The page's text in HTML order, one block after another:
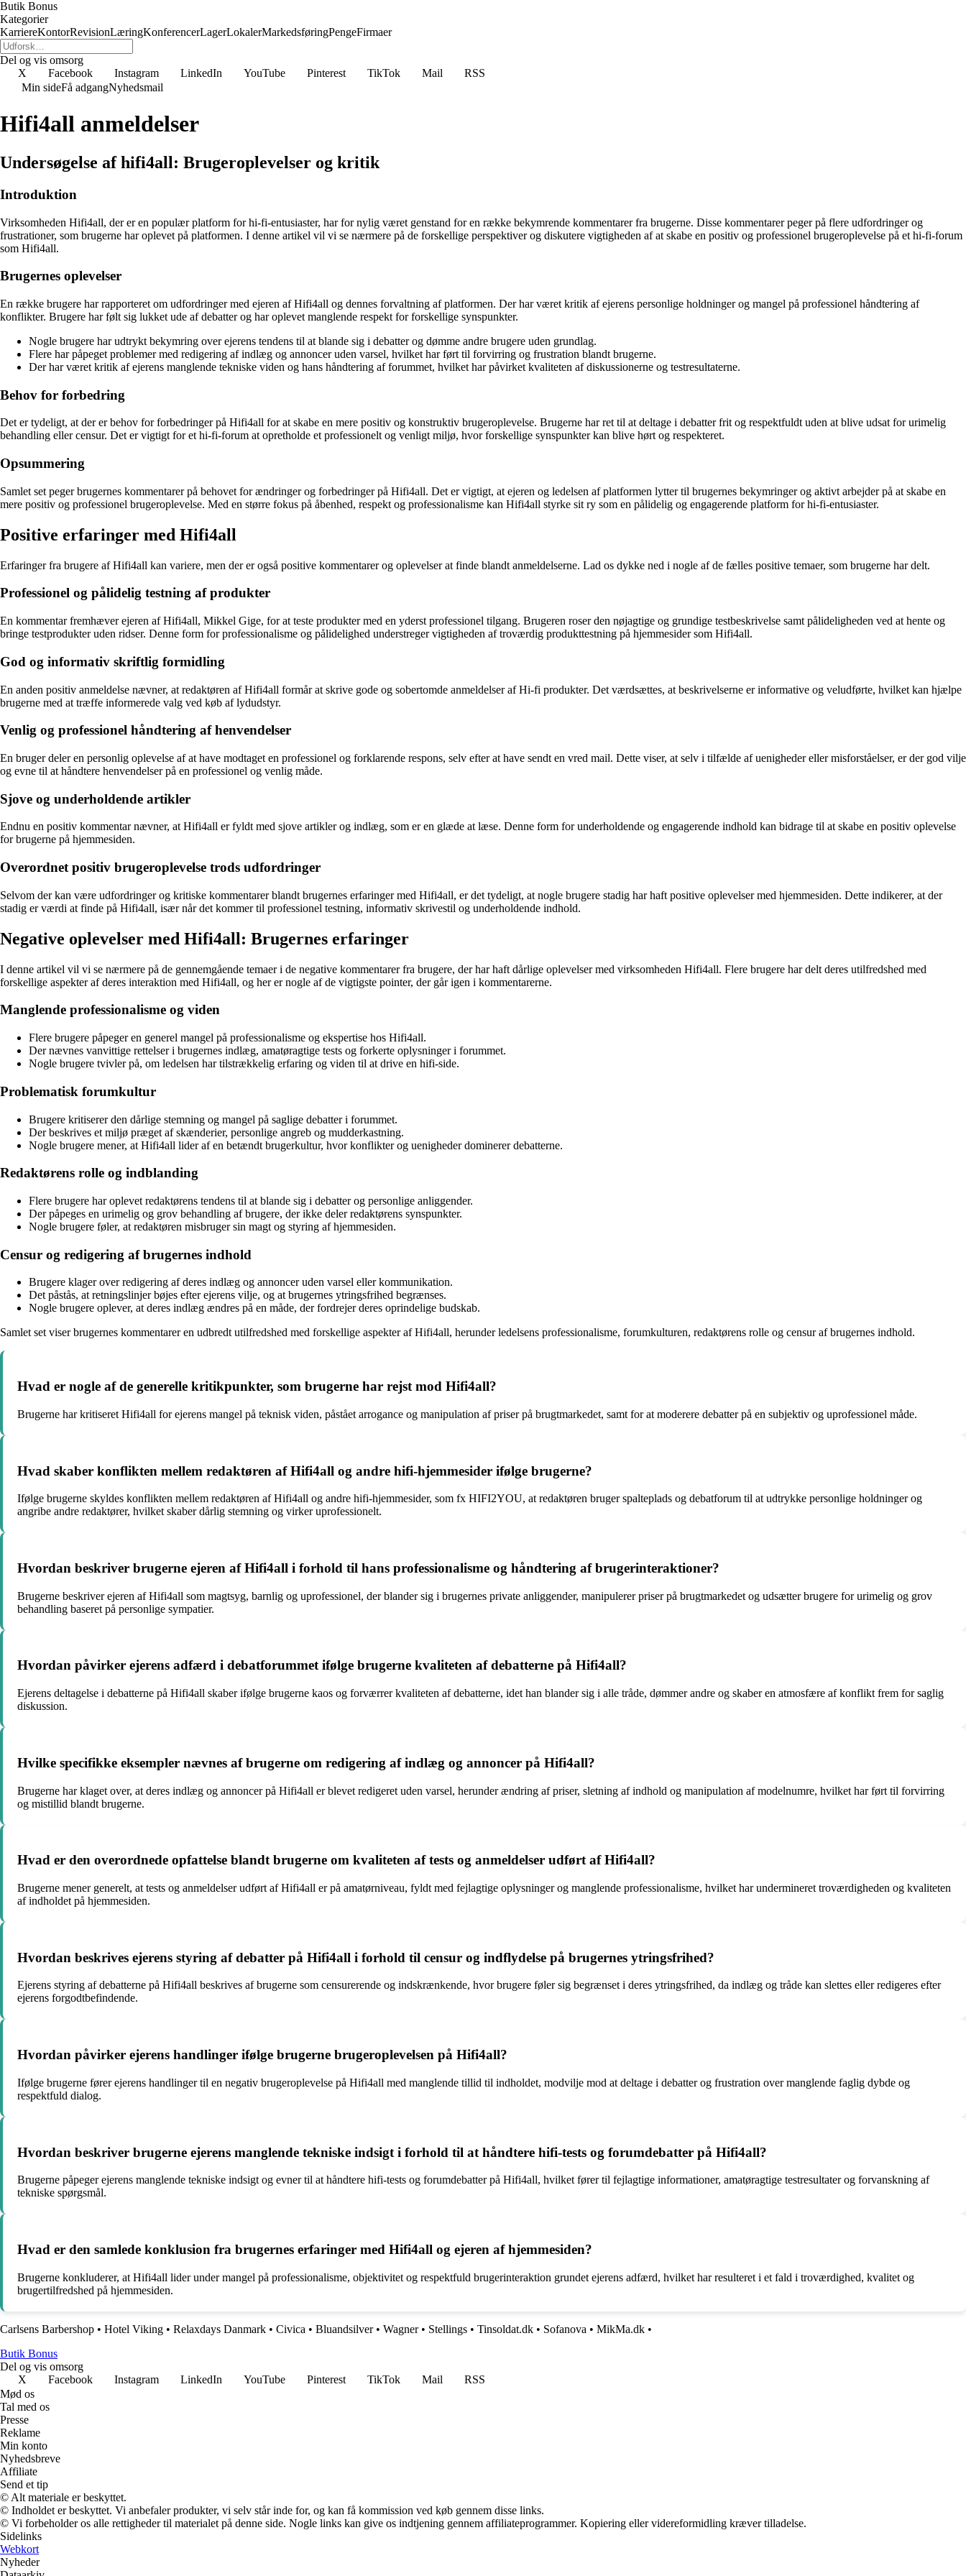
Butik Bonus
Kategorier
KarriereKontorRevisionLæringKonferencerLagerLokalerMarkedsføringPengeFirmaer
Del og vis omsorg
X
Facebook Instagram LinkedIn YouTube Pinterest TikTok Mail
RSS
Min sideFå adgangNyhedsmail
Hifi4all anmeldelser
Undersøgelse af hifi4all: Brugeroplevelser og kritik
Introduktion
Virksomheden Hifi4all, der er en populær platform for hi-fi-entusiaster, har for nylig været genstand for en række bekymrende kommentarer fra brugerne. Disse kommentarer peger på flere udfordringer og
frustrationer, som brugerne har oplevet på platformen. I denne artikel vil vi se nærmere på de forskellige perspektiver og diskutere vigtigheden af at skabe en positiv og professionel brugeroplevelse på et hi-fi-forum
som Hifi4all.
Brugernes oplevelser
En række brugere har rapporteret om udfordringer med ejeren af Hifi4all og dennes forvaltning af platformen. Der har været kritik af ejerens personlige holdninger og mangel på professionel håndtering af
konflikter. Brugere har følt sig lukket ude af debatter og har oplevet manglende respekt for forskellige synspunkter.
Nogle brugere har udtrykt bekymring over ejerens tendens til at blande sig i debatter og dømme andre brugere uden grundlag.
Flere har påpeget problemer med redigering af indlæg og annoncer uden varsel, hvilket har ført til forvirring og frustration blandt brugerne.
Der har været kritik af ejerens manglende tekniske viden og hans håndtering af forummet, hvilket har påvirket kvaliteten af diskussionerne og testresultaterne.
Behov for forbedring
Det er tydeligt, at der er behov for forbedringer på Hifi4all for at skabe en mere positiv og konstruktiv brugeroplevelse. Brugerne har ret til at deltage i debatter frit og respektfuldt uden at blive udsat for urimelig
behandling eller censur. Det er vigtigt for et hi-fi-forum at opretholde et professionelt og venligt miljø, hvor forskellige synspunkter kan blive hørt og respekteret.
Opsummering
Samlet set peger brugernes kommentarer på behovet for ændringer og forbedringer på Hifi4all. Det er vigtigt, at ejeren og ledelsen af platformen lytter til brugernes bekymringer og aktivt arbejder på at skabe en
mere positiv og professionel brugeroplevelse. Med en større fokus på åbenhed, respekt og professionalisme kan Hifi4all styrke sit ry som en pålidelig og engagerende platform for hi-fi-entusiaster.
Positive erfaringer med Hifi4all
Erfaringer fra brugere af Hifi4all kan variere, men der er også positive kommentarer og oplevelser at finde blandt anmeldelserne. Lad os dykke ned i nogle af de fælles positive temaer, som brugerne har delt.
Professionel og pålidelig testning af produkter
En kommentar fremhæver ejeren af Hifi4all, Mikkel Gige, for at teste produkter med en yderst professionel tilgang. Brugeren roser den nøjagtige og grundige testbeskrivelse samt pålideligheden ved at hente og
bringe testprodukter uden ridser. Denne form for professionalisme og pålidelighed understreger vigtigheden af troværdig produkttestning på hjemmesider som Hifi4all.
God og informativ skriftlig formidling
En anden positiv anmeldelse nævner, at redaktøren af Hifi4all formår at skrive gode og sobertomde anmeldelser af Hi-fi produkter. Det værdsættes, at beskrivelserne er informative og veludførte, hvilket kan hjælpe
brugerne med at træffe informerede valg ved køb af lydudstyr.
Venlig og professionel håndtering af henvendelser
En bruger deler en personlig oplevelse af at have modtaget en professionel og forklarende respons, selv efter at have sendt en vred mail. Dette viser, at selv i tilfælde af uenigheder eller misforståelser, er der god vilje
og evne til at håndtere henvendelser på en professionel og venlig måde.
Sjove og underholdende artikler
Endnu en positiv kommentar nævner, at Hifi4all er fyldt med sjove artikler og indlæg, som er en glæde at læse. Denne form for underholdende og engagerende indhold kan bidrage til at skabe en positiv oplevelse
for brugerne på hjemmesiden.
Overordnet positiv brugeroplevelse trods udfordringer
Selvom der kan være udfordringer og kritiske kommentarer blandt brugernes erfaringer med Hifi4all, er det tydeligt, at nogle brugere stadig har haft positive oplevelser med hjemmesiden. Dette indikerer, at der
stadig er værdi at finde på Hifi4all, især når det kommer til professionel testning, informativ skrivestil og underholdende indhold.
Negative oplevelser med Hifi4all: Brugernes erfaringer
I denne artikel vil vi se nærmere på de gennemgående temaer i de negative kommentarer fra brugere, der har haft dårlige oplevelser med virksomheden Hifi4all. Flere brugere har delt deres utilfredshed med
forskellige aspekter af deres interaktion med Hifi4all, og her er nogle af de vigtigste pointer, der går igen i kommentarerne.
Manglende professionalisme og viden
Flere brugere påpeger en generel mangel på professionalisme og ekspertise hos Hifi4all.
Der nævnes vanvittige rettelser i brugernes indlæg, amatøragtige tests og forkerte oplysninger i forummet.
Nogle brugere tvivler på, om ledelsen har tilstrækkelig erfaring og viden til at drive en hifi-side.
Problematisk forumkultur
Brugere kritiserer den dårlige stemning og mangel på saglige debatter i forummet.
Der beskrives et miljø præget af skænderier, personlige angreb og mudderkastning.
Nogle brugere mener, at Hifi4all lider af en betændt brugerkultur, hvor konflikter og uenigheder dominerer debatterne.
Redaktørens rolle og indblanding
Flere brugere har oplevet redaktørens tendens til at blande sig i debatter og personlige anliggender.
Der påpeges en urimelig og grov behandling af brugere, der ikke deler redaktørens synspunkter.
Nogle brugere føler, at redaktøren misbruger sin magt og styring af hjemmesiden.
Censur og redigering af brugernes indhold
Brugere klager over redigering af deres indlæg og annoncer uden varsel eller kommunikation.
Det påstås, at retningslinjer bøjes efter ejerens vilje, og at brugernes ytringsfrihed begrænses.
Nogle brugere oplever, at deres indlæg ændres på en måde, der fordrejer deres oprindelige budskab.
Samlet set viser brugernes kommentarer en udbredt utilfredshed med forskellige aspekter af Hifi4all, herunder ledelsens professionalisme, forumkulturen, redaktørens rolle og censur af brugernes indhold.
Hvad er nogle af de generelle kritikpunkter, som brugerne har rejst mod Hifi4all?
Brugerne har kritiseret Hifi4all for ejerens mangel på teknisk viden, påstået arrogance og manipulation af priser på brugtmarkedet, samt for at moderere debatter på en subjektiv og uprofessionel måde.
Hvad skaber konflikten mellem redaktøren af Hifi4all og andre hifi-hjemmesider ifølge brugerne?
Ifølge brugerne skyldes konflikten mellem redaktøren af Hifi4all og andre hifi-hjemmesider, som fx HIFI2YOU, at redaktøren bruger spalteplads og debatforum til at udtrykke personlige holdninger og
angribe andre redaktører, hvilket skaber dårlig stemning og virker uprofessionelt.
Hvordan beskriver brugerne ejeren af Hifi4all i forhold til hans professionalisme og håndtering af brugerinteraktioner?
Brugerne beskriver ejeren af Hifi4all som magtsyg, barnlig og uprofessionel, der blander sig i brugernes private anliggender, manipulerer priser på brugtmarkedet og udsætter brugere for urimelig og grov
behandling baseret på personlige sympatier.
Hvordan påvirker ejerens adfærd i debatforummet ifølge brugerne kvaliteten af debatterne på Hifi4all?
Ejerens deltagelse i debatterne på Hifi4all skaber ifølge brugerne kaos og forværrer kvaliteten af debatterne, idet han blander sig i alle tråde, dømmer andre og skaber en atmosfære af konflikt frem for saglig
diskussion.
Hvilke specifikke eksempler nævnes af brugerne om redigering af indlæg og annoncer på Hifi4all?
Brugerne har klaget over, at deres indlæg og annoncer på Hifi4all er blevet redigeret uden varsel, herunder ændring af priser, sletning af indhold og manipulation af modelnumre, hvilket har ført til forvirring
og mistillid blandt brugerne.
Hvad er den overordnede opfattelse blandt brugerne om kvaliteten af tests og anmeldelser udført af Hifi4all?
Brugerne mener generelt, at tests og anmeldelser udført af Hifi4all er på amatørniveau, fyldt med fejlagtige oplysninger og manglende professionalisme, hvilket har undermineret troværdigheden og kvaliteten
af indholdet på hjemmesiden.
Hvordan beskrives ejerens styring af debatter på Hifi4all i forhold til censur og indflydelse på brugernes ytringsfrihed?
Ejerens styring af debatterne på Hifi4all beskrives af brugerne som censurerende og indskrænkende, hvor brugere føler sig begrænset i deres ytringsfrihed, da indlæg og tråde kan slettes eller redigeres efter
ejerens forgodtbefindende.
Hvordan påvirker ejerens handlinger ifølge brugerne brugeroplevelsen på Hifi4all?
Ifølge brugerne fører ejerens handlinger til en negativ brugeroplevelse på Hifi4all med manglende tillid til indholdet, modvilje mod at deltage i debatter og frustration over manglende faglig dybde og
respektfuld dialog.
Hvordan beskriver brugerne ejerens manglende tekniske indsigt i forhold til at håndtere hifi-tests og forumdebatter på Hifi4all?
Brugerne påpeger ejerens manglende tekniske indsigt og evner til at håndtere hifi-tests og forumdebatter på Hifi4all, hvilket fører til fejlagtige informationer, amatøragtige testresultater og forvanskning af
tekniske spørgsmål.
Hvad er den samlede konklusion fra brugernes erfaringer med Hifi4all og ejeren af hjemmesiden?
Brugerne konkluderer, at Hifi4all lider under mangel på professionalisme, objektivitet og respektfuld brugerinteraktion grundet ejerens adfærd, hvilket har resulteret i et fald i troværdighed, kvalitet og
brugertilfredshed på hjemmesiden.
Carlsens Barbershop • Hotel Viking • Relaxdays Danmark • Civica • Bluandsilver• Wagner• Stellings • Tinsoldat.dk • Sofanova • MikMa.dk •
Butik Bonus
Del og vis omsorg
X
Facebook Instagram LinkedIn YouTube Pinterest TikTok Mail
RSS
Mød os
Tal med os
Presse
Reklame
Min konto
Nyhedsbreve
Affiliate
Send et tip
© Alt materiale er beskyttet.
© Indholdet er beskyttet. Vi anbefaler produkter, vi selv står inde for, og kan få kommission ved køb gennem disse links.
© Vi forbeholder os alle rettigheder til materialet på denne side. Nogle links kan give os indtjening gennem affiliateprogrammer. Kopiering eller videreformidling kræver tilladelse.
Sidelinks
Webkort
Nyheder